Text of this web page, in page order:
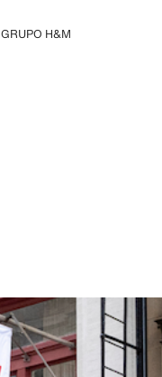
GRUPO H&M